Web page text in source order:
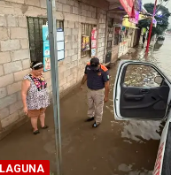
LAGUNA